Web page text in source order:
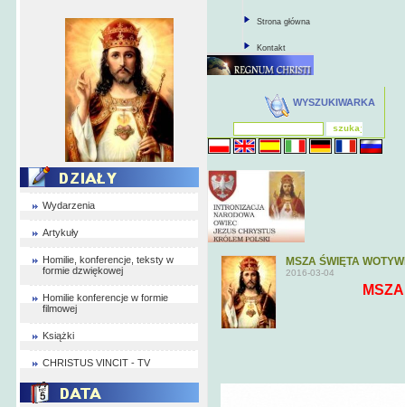
Wydarzenia
Artykuły
Homilie, konferencje, teksty w
formie dzwiękowej
Homilie konferencje w formie
filmowej
Książki
CHRISTUS VINCIT - TV
Strona główna
Kontakt
WYSZUKIWARKA
MSZA ŚWIĘTA
2016-03-04